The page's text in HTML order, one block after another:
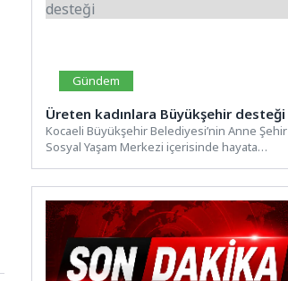
Gündem
Üreten kadınlara Büyükşehir desteği
Kocaeli Büyükşehir Belediyesi’nin Anne Şehir
Sosyal Yaşam Merkezi içerisinde hayata